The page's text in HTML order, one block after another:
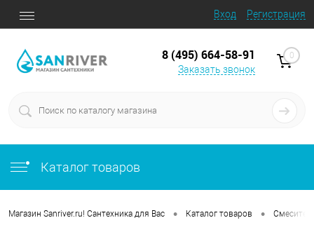
Вход Регистрация
8 (495) 664-58-91
Заказать звонок
0
Каталог товаров
Магазин Sanriver.ru! Сантехника для Вас • Каталог товаров •